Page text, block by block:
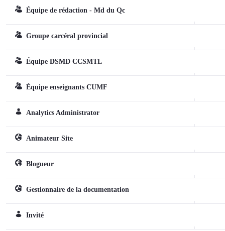
CsapatÉquipe de rédaction - Md du Qc
CsapatGroupe carcéral provincial
CsapatÉquipe DSMD CCSMTL
CsapatÉquipe enseignants CUMF
Normál szerepkör
Analytics Administrator
Webhely szerepkör
Animateur Site
Webhely szerepkör
Blogueur
Webhely szerepkör
Gestionnaire de la documentation
Normál szerepkör
Invité